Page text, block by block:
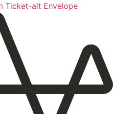
Ticket-alt Envelope